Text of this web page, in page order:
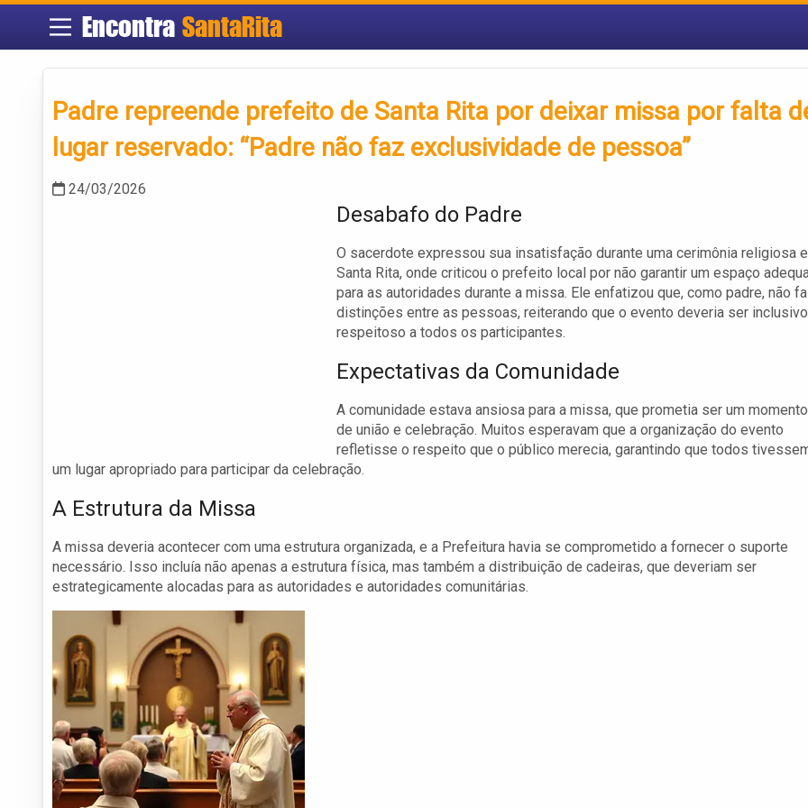
Encontra SantaRita
Padre repreende prefeito de Santa Rita por deixar missa por falta
lugar reservado: “Padre não faz exclusividade de pessoa”
24/03/2026
Desabafo do Padre
O sacerdote expressou sua insatisfação durante uma cerimônia religiosa
Santa Rita, onde criticou o prefeito local por não garantir um espaço
para as autoridades durante a missa. Ele enfatizou que, como padre, não
distinções entre as pessoas, reiterando que o evento deveria ser
respeitoso a todos os participantes.
Expectativas da Comunidade
A comunidade estava ansiosa para a missa, que prometia ser um momento
de união e celebração. Muitos esperavam que a organização do evento
refletisse o respeito que o público merecia, garantindo que todos
um lugar apropriado para participar da celebração.
A Estrutura da Missa
A missa deveria acontecer com uma estrutura organizada, e a Prefeitura havia se comprometido a fornecer o suporte
necessário. Isso incluía não apenas a estrutura física, mas também a distribuição de cadeiras, que deveriam ser
estrategicamente alocadas para as autoridades e autoridades comunitárias.